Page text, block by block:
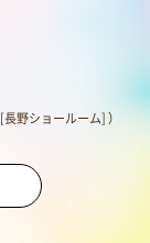
野ショールーム] ）